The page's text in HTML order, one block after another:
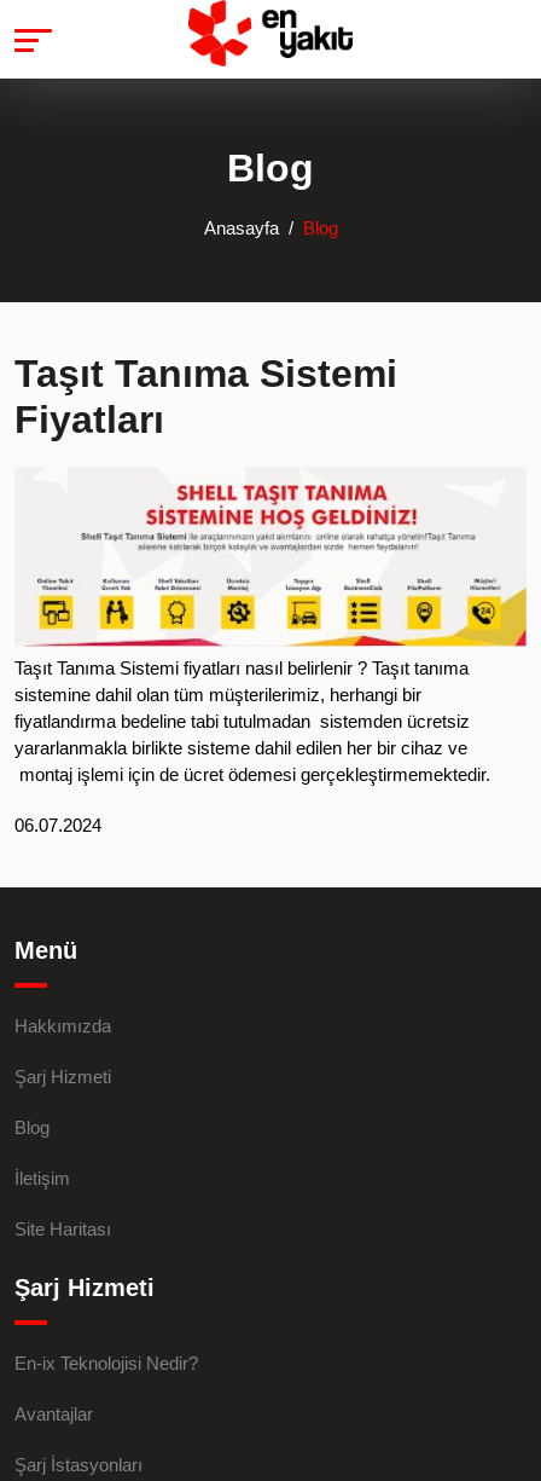
Blog
Anasayfa Blog
Taşıt Tanıma Sistemi
Fiyatları
Taşıt Tanıma Sistemi fiyatları nasıl belirlenir ? Taşıt tanıma
sistemine dahil olan tüm müşterilerimiz, herhangi bir
fiyatlandırma bedeline tabi tutulmadan sistemden ücretsiz
yararlanmakla birlikte sisteme dahil edilen her bir cihaz ve
montaj işlemi için de ücret ödemesi gerçekleştirmemektedir.
06.07.2024
Menü
Hakkımızda
Şarj Hizmeti
Blog
İletişim
Site Haritası
Şarj Hizmeti
En-ix Teknolojisi Nedir?
Avantajlar
Şarj İstasyonları